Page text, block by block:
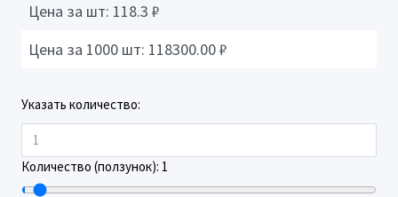
Цена за шт: 118.3 ₽
Цена за 1000 шт: 118300.00₽
Указать количество:
Количество (ползунок): 1